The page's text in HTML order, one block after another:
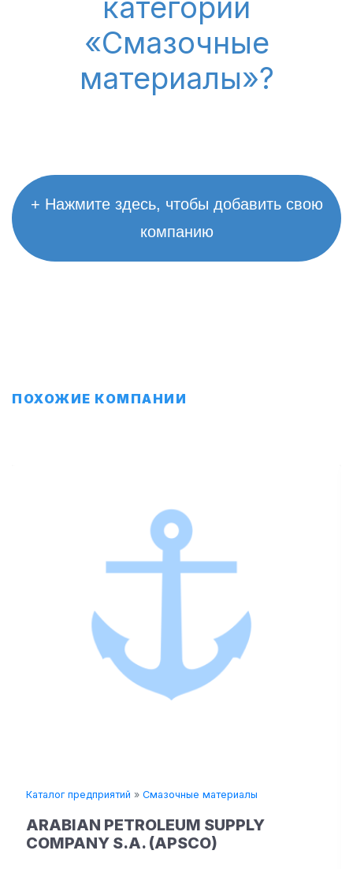
«Смазочные
материалы»?
+ Нажмите здесь, чтобы добавить свою
компанию
ПОХОЖИЕ КОМПАНИИ
»Смазочные материалы
PETROLEUM SUPPLY
S.A. (APSCO)